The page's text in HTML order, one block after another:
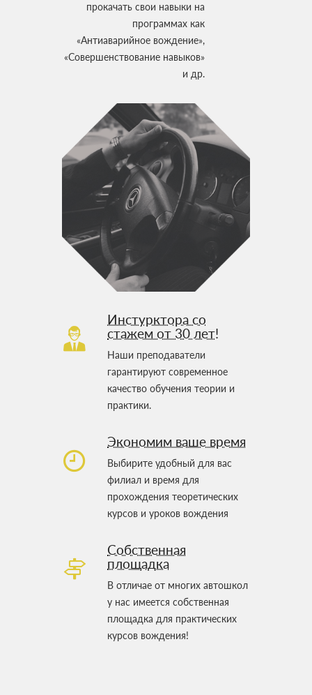
прокачать свои навыки на
программах как
«Антиаварийное вождение»,
«Совершенствование навыков»
и др.
Инстурктора со
стажем от 30 лет!
Наши преподаватели
гарантируют современное
качество обучения теории и
практики.
Экономим ваше время
Выбирите удобный для вас
филиал и время для
прохождения теоретических
курсов и уроков вождения
Собственная
площадка
В отличае от многих автошкол
у нас имеется собственная
площадка для практических
курсов вождения!